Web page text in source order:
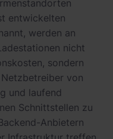
entwickelten
werden an
nicht
sondern
von
und laufend
Schnittstellen zu
Anbietern